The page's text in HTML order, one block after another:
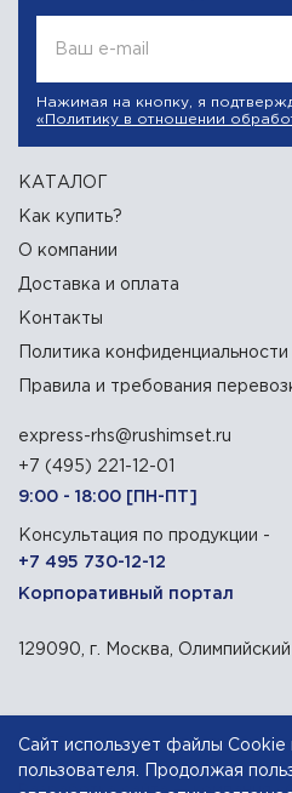
Ваш e-mail
Нажимая на кнопку, я
«Политику в отношении
КАТАЛОГ
Как купить?
О компании
Доставка и оплата
Контакты
Политика конфиденциальности
Правила и требования
express-rhs@rushimset.ru
+7 (495) 221-12-01
9:00 - 18:00 [ПН-ПТ]
Консультация по продукции -
+7 495 730-12-12
Корпоративный портал
129090, г. Москва,
АО «Русхимсеть» —
Разработка сайта — компания
Сайт использует файлы
пользователя. Продолжая